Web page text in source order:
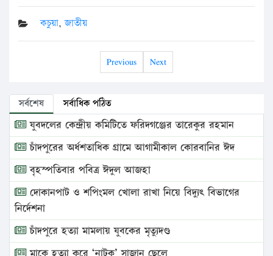
কচুয়া,জাতীয়
Previous Next
সর্বশেষ সর্বাধিক পঠিত
যুবদলের কেন্দ্রীয় কমিটিতে ফরিদগঞ্জের তারেকুর রহমান
চাঁদপুরের অর্ধশতাধিক গ্রামে আগামীকাল কোরবানির ঈদ
বৃহস্পতিবার পবিত্র ঈদুল আজহা
দোকানপাট ও শপিংমল খোলা রাখা নিয়ে বিদ্যুৎ বিভাগের
নির্দেশনা
চাঁদপুরে হত্যা মামলায় যুবকের মৃত্যুদণ্ড